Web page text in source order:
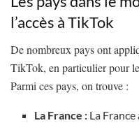
l’accès à TikTok
De nombreux pays ont
TikTok, en particulier pour
Parmi ces pays, on trouve :
La France : La